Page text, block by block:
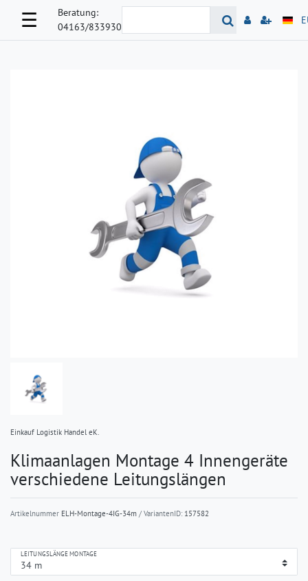
☰
Beratung:
04163/833930
Einkauf Logistik Handel eK.
Klimaanlagen Montage 4 Innengeräte
verschiedene Leitungslängen
Artikelnummer ELH-Montage-4IG-34m / VariantenID: 157582
LEITUNGSLÄNGE MONTAGE